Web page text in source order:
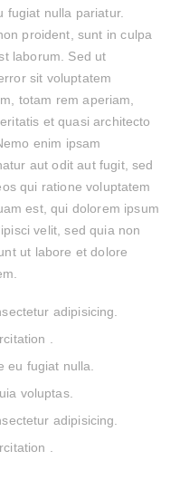
fugiat nulla pariatur.
proident, sunt in culpa
laborum. Sed ut
sit voluptatem
totam rem aperiam,
et quasi architecto
enim ipsam
aut odit aut fugit, sed
qui ratione voluptatem
est, qui dolorem ipsum
velit, sed quia non
ut labore et dolore
adipisicing.
.
eu fugiat nulla.
voluptas.
adipisicing.
.